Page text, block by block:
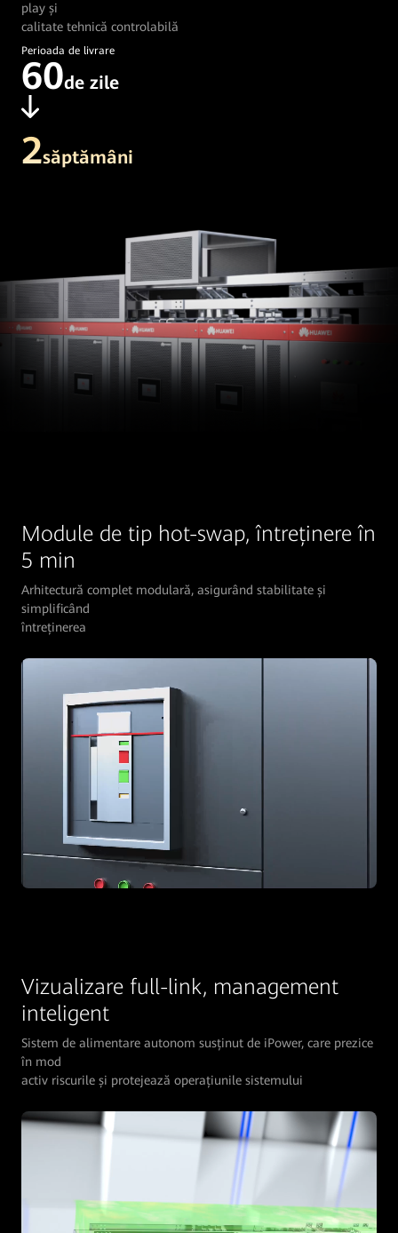
play și
calitate tehnică controlabilă
Perioada de livrare
60de zile
2săptămâni
Module de tip hot-swap, întreținere în
5 min
Arhitectură complet modulară, asigurând stabilitate și
simplificând
întreținerea
Vizualizare full-link, management
inteligent
Sistem de alimentare autonom susținut de iPower, care prezice
în mod
activ riscurile și protejează operațiunile sistemului